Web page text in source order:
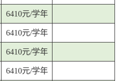
6410元/学年
6410元/学年
6410元/学年
6410元/学年